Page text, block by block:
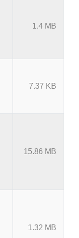
1.4 MB
7.37 KB
15.86 MB
1.32 MB